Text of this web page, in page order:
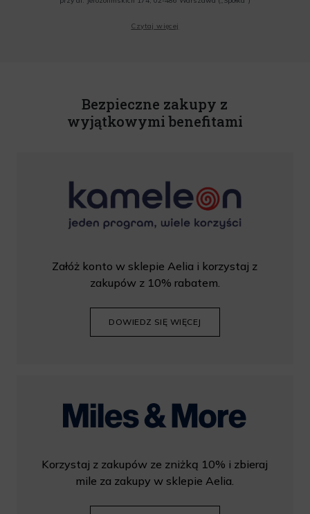
o.o. informacji handlowych, w tym newslettera, informacji o promocjach i
Czytaj więcej
Bezpieczne zakupy z
wyjątkowymi benefitami
Załóż konto w sklepie Aelia i korzystaj z
zakupów z 10% rabatem.
DOWIEDZ SIĘ WIĘCEJ
Korzystaj z zakupów ze zniżką 10% i zbieraj
mile za zakupy w sklepie Aelia.